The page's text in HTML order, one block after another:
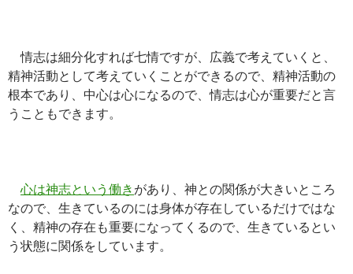
情志は細分化すれば七情ですが、広義で考えていくと、
精神活動として考えていくことができるので、精神活動の
根本であり、中心は心になるので、情志は心が重要だと言
うこともできます。
心は神志という働き があり、神との関係が大きいところ
なので、生きているのには身体が存在しているだけではな
く、精神の存在も重要になってくるので、生きているとい
う状態に関係をしています。